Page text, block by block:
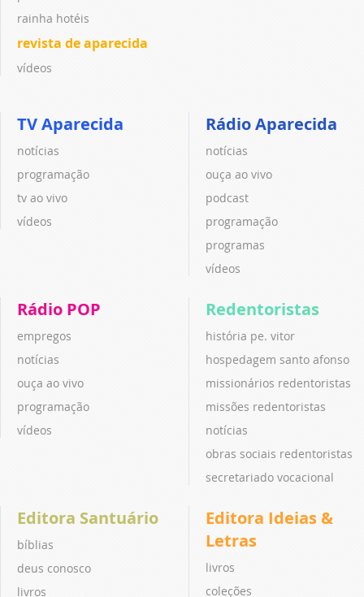
rainha hotéis
revista de aparecida
vídeos
TV Aparecida
notícias
programação
tv ao vivo
vídeos
Rádio Aparecida
notícias
ouça ao vivo
podcast
programação
programas
vídeos
Rádio POP
empregos
notícias
ouça ao vivo
programação
vídeos
Redentoristas
história pe. vitor
hospedagem santo afonso
missionários redentoristas
missões redentoristas
notícias
obras sociais redentoristas
secretariado vocacional
Editora Santuário
bíblias
deus conosco
livros
Editora Ideias &
Letras
livros
coleções